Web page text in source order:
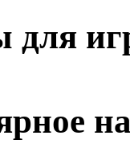
для